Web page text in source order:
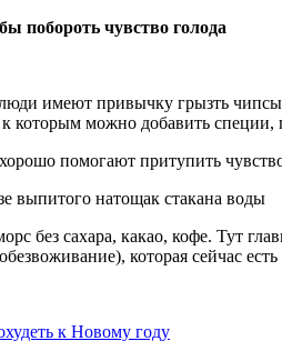
имеют привычку грызть
которым можно добавить специи,
помогают притупить
выпитого натощак стакана воды
без сахара, какао, кофе. Тут
которая сейчас
к Новому году